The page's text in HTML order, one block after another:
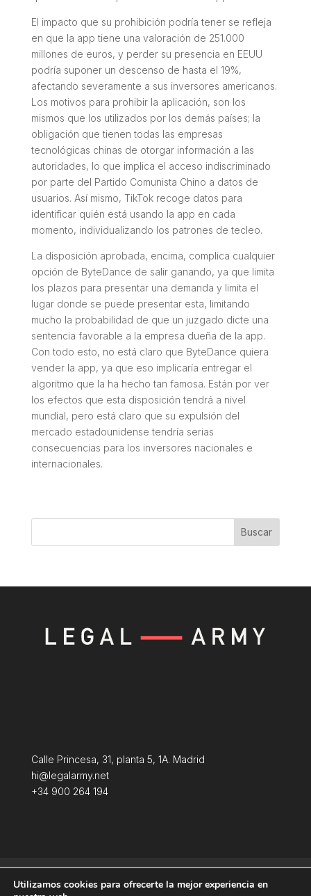
El impacto que su prohibición podría tener se refleja
en que la app tiene una valoración de 251.000
millones de euros, y perder su presencia en EEUU
podría suponer un descenso de hasta el 19%,
afectando severamente a sus inversores americanos.
Los motivos para prohibir la aplicación, son los
mismos que los utilizados por los demás países; la
obligación que tienen todas las empresas
tecnológicas chinas de otorgar información a las
autoridades, lo que implica el acceso indiscriminado
por parte del Partido Comunista Chino a datos de
usuarios. Así mismo, TikTok recoge datos para
identificar quién está usando la app en cada
momento, individualizando los patrones de tecleo.
La disposición aprobada, encima, complica cualquier
opción de ByteDance de salir ganando, ya que limita
los plazos para presentar una demanda y limita el
lugar donde se puede presentar esta, limitando
mucho la probabilidad de que un juzgado dicte una
sentencia favorable a la empresa dueña de la app.
Con todo esto, no está claro que ByteDance quiera
vender la app, ya que eso implicaría entregar el
algoritmo que la ha hecho tan famosa. Están por ver
los efectos que esta disposición tendrá a nivel
mundial, pero está claro que su expulsión del
mercado estadounidense tendría serias
consecuencias para los inversores nacionales e
internacionales.
Buscar
Calle Princesa, 31, planta 5, 1A. Madrid
hi@legalarmy.net
+34 900 264 194
Política de Cookies
Utilizamos cookies para ofrecerte la mejor experiencia en